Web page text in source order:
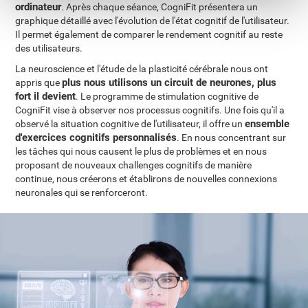
ordinateur. Après chaque séance, CogniFit présentera un
graphique détaillé avec l'évolution de l'état cognitif de l'utilisateur.
Il permet également de comparer le rendement cognitif au reste
des utilisateurs.
La neuroscience et l'étude de la plasticité cérébrale nous ont
appris queplus nous utilisons un circuit de neurones, plus
fort il devient. Le programme de stimulation cognitive de
CogniFit vise à observer nos processus cognitifs. Une fois qu'il a
observé la situation cognitive de l'utilisateur, il offre unensemble
d'exercices cognitifs personnalisés. En nous concentrant sur
les tâches qui nous causent le plus de problèmes et en nous
proposant de nouveaux challenges cognitifs de manière
continue, nous créerons et établirons de nouvelles connexions
neuronales qui se renforceront.